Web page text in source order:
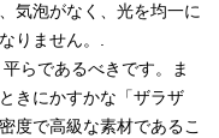
気泡がなく、光を均一に
りません。.
らであるべきです。ま
きにかすかな「ザラザ
度で高級な素材であるこ